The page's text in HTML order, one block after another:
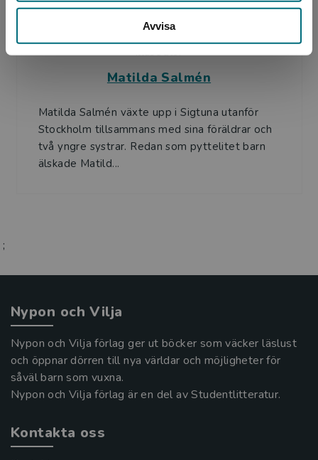
Avvisa
Illustratör
Matilda Salmén
Matilda Salmén växte upp i Sigtuna utanför
Stockholm tillsammans med sina föräldrar och
två yngre systrar. Redan som pyttelitet barn
älskade Matild...
;
Nypon och Vilja
Nypon och Vilja förlag ger ut böcker som väcker läslust
och öppnar dörren till nya världar och möjligheter för
såväl barn som vuxna.
Nypon och Vilja förlag är en del av Studentlitteratur.
Kontakta oss